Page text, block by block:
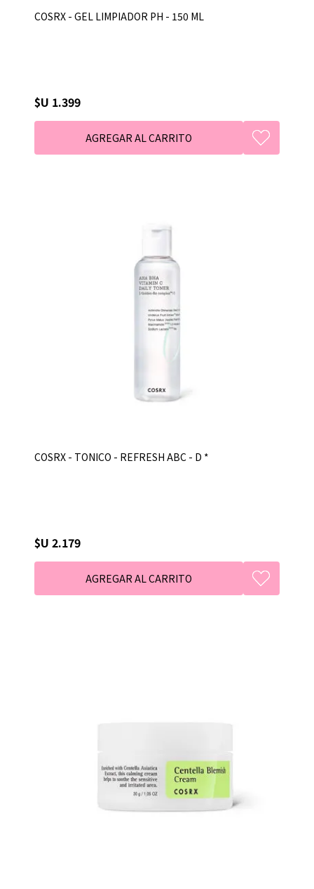
COSRX - GEL LIMPIADOR PH - 150 ML
$U 1.399
COSRX - TONICO - REFRESH ABC - D *
$U 2.179